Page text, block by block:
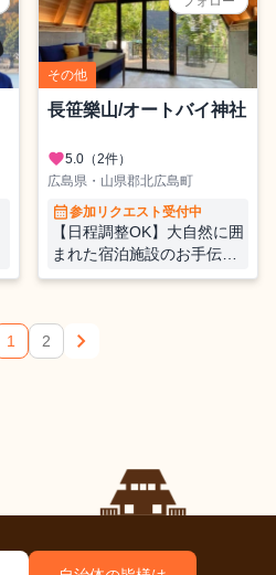
その他
長笹樂山/オートバイ神社
favorite5.0 （2件）
広島県・山県郡北広島町
calendar_month参加リクエスト受付中
【日程調整OK】大自然に囲
まれた宿泊施設のお手伝い
してみませんか？？
1 2 chevron_right